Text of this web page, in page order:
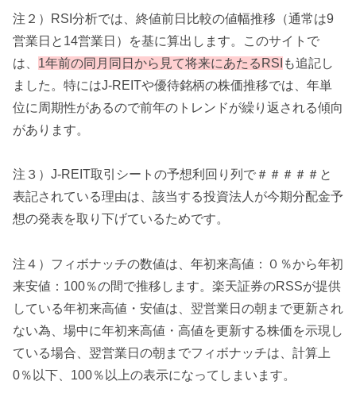
注２）RSI分析では、終値前日比較の値幅推移（通常は9
営業日と14営業日）を基に算出します。このサイトで
は、 1年前の同月同日から見て将来にあたるRSI も追記し
ました。特にはJ-REITや優待銘柄の株価推移では、年単
位に周期性があるので前年のトレンドが繰り返される傾向
があります。
注３）J-REIT取引シートの予想利回り列で＃＃＃＃＃と
表記されている理由は、該当する投資法人が今期分配金予
想の発表を取り下げているためです。
注４）フィボナッチの数値は、年初来高値：０％から年初
来安値：100％の間で推移します。楽天証券のRSSが提供
している年初来高値・安値は、翌営業日の朝まで更新され
ない為、場中に年初来高値・高値を更新する株価を示現し
ている場合、翌営業日の朝までフィボナッチは、計算上
0％以下、100％以上の表示になってしまいます。